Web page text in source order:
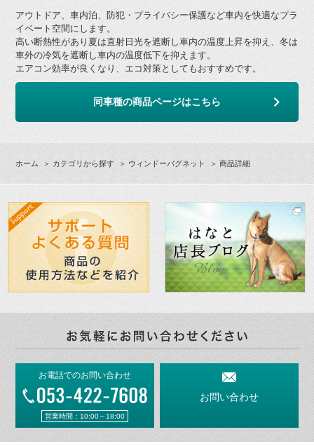
アウトドア、車内泊、防犯・プライバシー保護など車内を快適なプラ
イベート空間にします。
高い断熱性があり夏は直射日光を遮断し車内の温度上昇を抑え、冬は
車外の冷気を遮断し車内の温度低下を抑えます。
エアコン効率が良くなり、エコ対策としてもおすすめです。
同車種の商品ページはこちら
ホーム ＞ カテゴリから探す ＞ ウィンドーバグネット ＞ 商品詳細
お電話でのお問い合わせ
営業時間：10:00～18:00
お問い合わせ